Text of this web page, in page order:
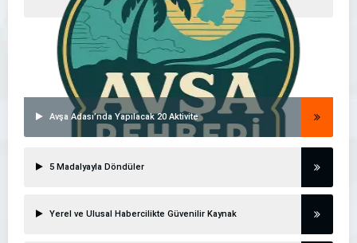
Avşa Adası’nda Yapılacak 20 Aktivite
5 Madalyayla Döndüler
Yerel ve Ulusal Habercilikte Güvenilir Kaynak